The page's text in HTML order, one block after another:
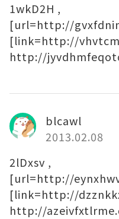
1wkD2H ,
[url=http://
[link=http://
http://
blcawl
2013.02.08
2lDxsv ,
[url=http://
[link=http://
http://